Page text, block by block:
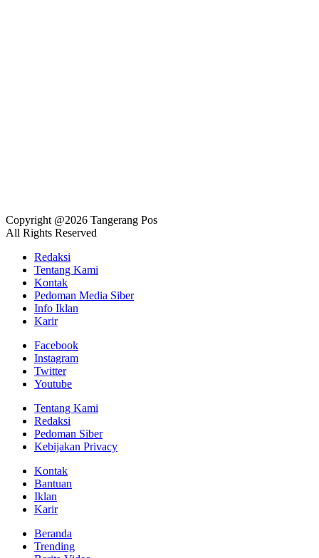
Copyright @2026 Tangerang Pos
All Rights Reserved
Redaksi
Tentang Kami
Kontak
Pedoman Media Siber
Info Iklan
Karir
Facebook
Instagram
Twitter
Youtube
Tentang Kami
Redaksi
Pedoman Siber
Kebijakan Privacy
Kontak
Bantuan
Iklan
Karir
Beranda
Trending